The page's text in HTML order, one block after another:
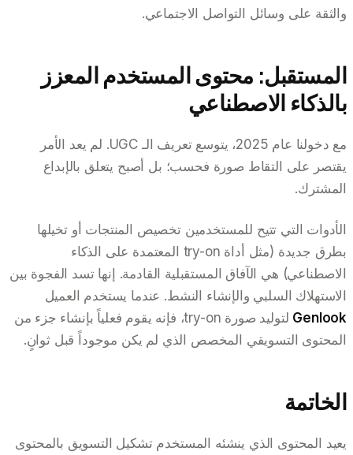
والثقة على وسائل التواصل الاجتماعي.
المستقبل: محتوى المستخدم المعزز
بالذكاء الاصطناعي
مع دخولنا عام 2025، يتوسع تعريف الـ UGC. لم يعد الأمر
يقتصر على التقاط صورة فحسب؛ بل أصبح يتعلق بالإبداع
المشترك.
الأدوات التي تتيح للمستخدمين تخصيص المنتجات أو تخيلها
بطرق جديدة (مثل أداة try-on المعتمدة على الذكاء
الاصطناعي) هي الآفاق المستقبلية القادمة. إنها تسد الفجوة بين
الاستهلاك السلبي والإنشاء النشط. عندما يستخدم العميل
Genlook
لتوليد صورة try-on، فإنه يقوم فعلياً بإنشاء جزء من
المحتوى التسويقي المخصص الذي لم يكن موجوداً قبل ثوانٍ.
الخاتمة
يعيد المحتوى الذي ينشئه المستخدم تشكيل التسويق بالمحتوى